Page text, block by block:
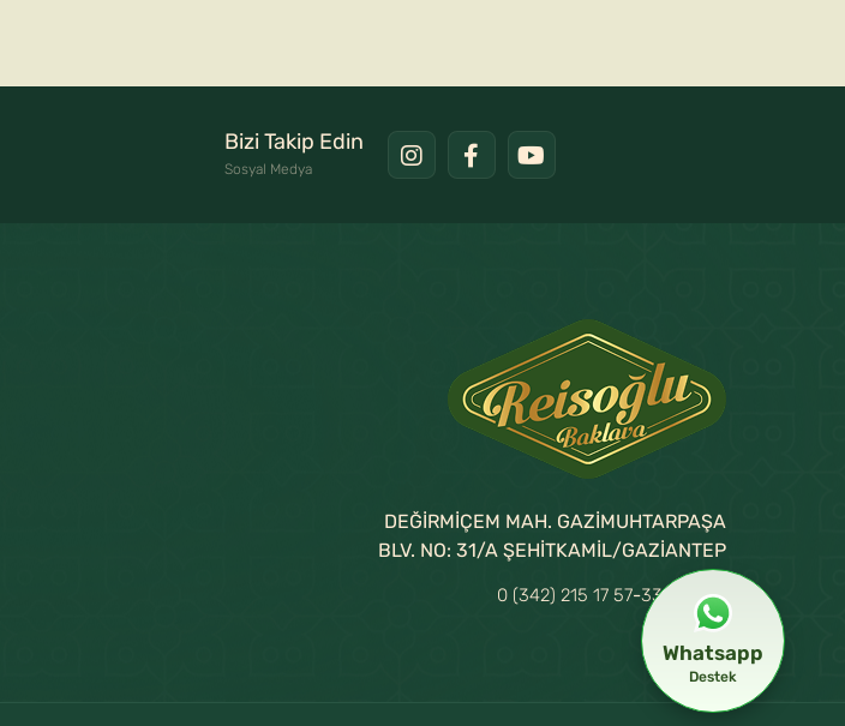
Whatsapp
Destek
Bizi Takip Edin
Sosyal Medya
DEĞİRMİÇEM MAH. GAZİMUHTARPAŞA
BLV. NO: 31/A ŞEHİTKAMİL/GAZİANTEP
0 (342) 215 17 57-336 38 38